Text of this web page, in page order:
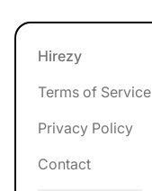
Footer
Hirezy
Terms of Service
Privacy Policy
Contact